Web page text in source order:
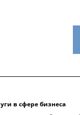
в сфере бизнеса